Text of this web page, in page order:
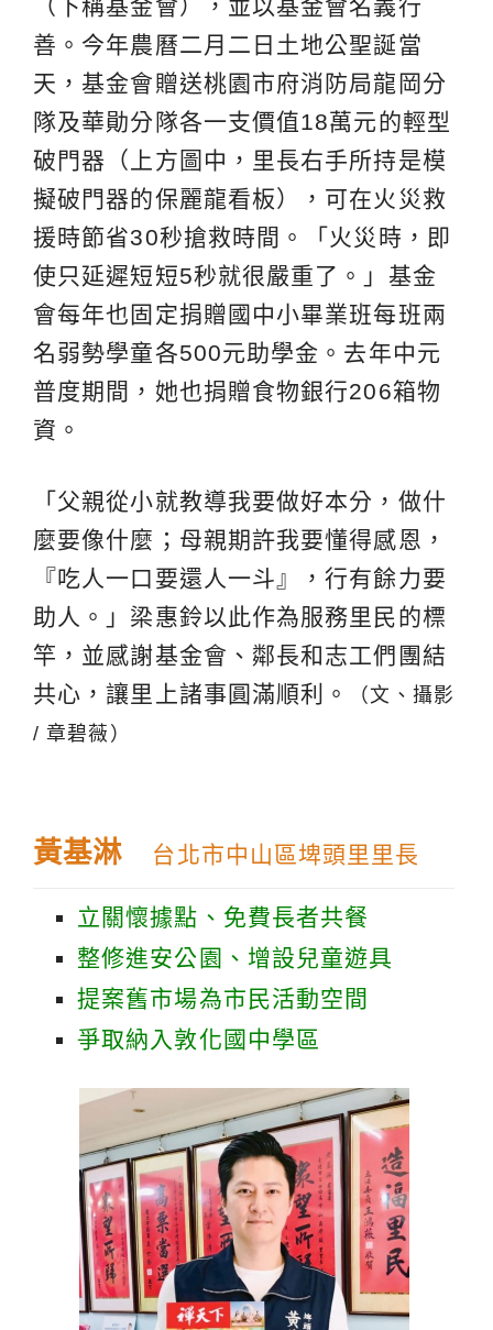
（下稱基金會），並以基金會名義行
善。今年農曆二月二日土地公聖誕當
天，基金會贈送桃園市府消防局龍岡分
隊及華勛分隊各一支價值18萬元的輕型
破門器（上方圖中，里長右手所持是模
擬破門器的保麗龍看板），可在火災救
援時節省30秒搶救時間。「火災時，即
使只延遲短短5秒就很嚴重了。」基金
會每年也固定捐贈國中小畢業班每班兩
名弱勢學童各500元助學金。去年中元
普度期間，她也捐贈食物銀行206箱物
資。
「父親從小就教導我要做好本分，做什
麼要像什麼；母親期許我要懂得感恩，
『吃人一口要還人一斗』，行有餘力要
助人。」梁惠鈴以此作為服務里民的標
竿，並感謝基金會、鄰長和志工們團結
共心，讓里上諸事圓滿順利。
（文、攝影
/ 章碧薇）
黃基淋 台北市中山區埤頭里里長
立關懷據點、免費長者共餐
整修進安公園、增設兒童遊具
提案舊市場為市民活動空間
爭取納入敦化國中學區